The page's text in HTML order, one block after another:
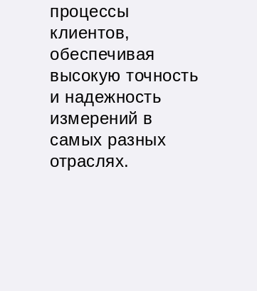
процессы
клиентов,
обеспечивая
высокую точность
и надежность
измерений в
самых разных
отраслях.